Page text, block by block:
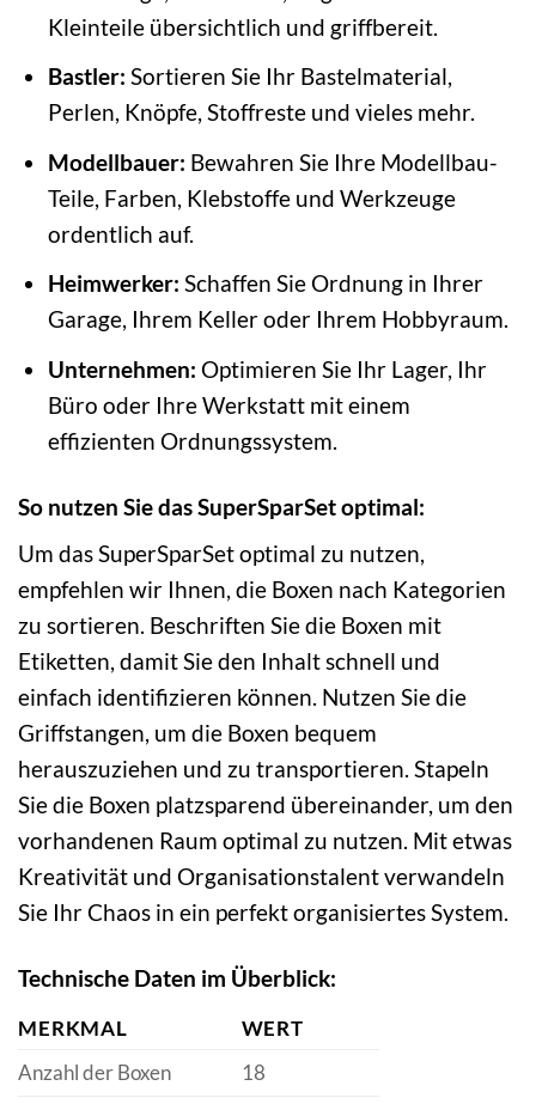
Kleinteile übersichtlich und griffbereit.
Bastler: Sortieren Sie Ihr Bastelmaterial,
Perlen, Knöpfe, Stoffreste und vieles mehr.
Modellbauer: Bewahren Sie Ihre Modellbau-
Teile, Farben, Klebstoffe und Werkzeuge
ordentlich auf.
Heimwerker: Schaffen Sie Ordnung in Ihrer
Garage, Ihrem Keller oder Ihrem Hobbyraum.
Unternehmen: Optimieren Sie Ihr Lager, Ihr
Büro oder Ihre Werkstatt mit einem
effizienten Ordnungssystem.
So nutzen Sie das SuperSparSet optimal:
Um das SuperSparSet optimal zu nutzen,
empfehlen wir Ihnen, die Boxen nach Kategorien
zu sortieren. Beschriften Sie die Boxen mit
Etiketten, damit Sie den Inhalt schnell und
einfach identifizieren können. Nutzen Sie die
Griffstangen, um die Boxen bequem
herauszuziehen und zu transportieren. Stapeln
Sie die Boxen platzsparend übereinander, um den
vorhandenen Raum optimal zu nutzen. Mit etwas
Kreativität und Organisationstalent verwandeln
Sie Ihr Chaos in ein perfekt organisiertes System.
Technische Daten im Überblick:
MERKMAL
WERT
Anzahl der Boxen
18